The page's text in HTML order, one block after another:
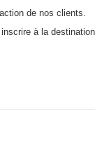
de nos clients.
à la destination